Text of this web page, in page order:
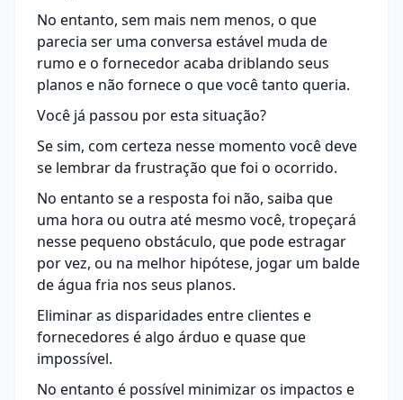
No entanto, sem mais nem menos, o que
parecia ser uma conversa estável muda de
rumo e o fornecedor acaba driblando seus
planos e não fornece o que você tanto queria.
Você já passou por esta situação?
Se sim, com certeza nesse momento você deve
se lembrar da frustração que foi o ocorrido.
No entanto se a resposta foi não, saiba que
uma hora ou outra até mesmo você, tropeçará
nesse pequeno obstáculo, que pode estragar
por vez, ou na melhor hipótese, jogar um balde
de água fria nos seus planos.
Eliminar as disparidades entre clientes e
fornecedores é algo árduo e quase que
impossível.
No entanto é possível minimizar os impactos e